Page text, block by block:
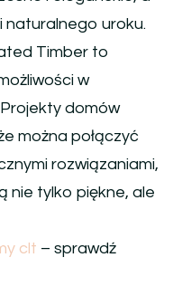
naturalnego uroku.
Timber to
w
domów
można połączyć
rozwiązaniami,
nie tylko piękne, ale
clt – sprawdź